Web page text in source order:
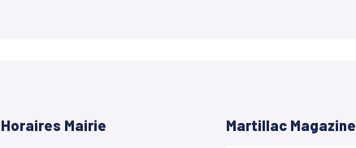
Horaires Mairie Martillac Magazine